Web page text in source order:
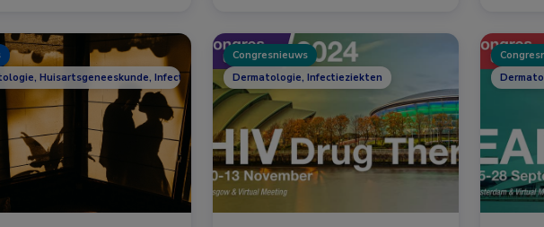
Huisartsgeneeskunde, Infectieziekten
Congresnieuws
Dermatologie, Infectieziekten